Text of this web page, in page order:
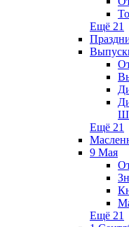
Ещё 21
Ещё 21
9 Мая
Ещё 21